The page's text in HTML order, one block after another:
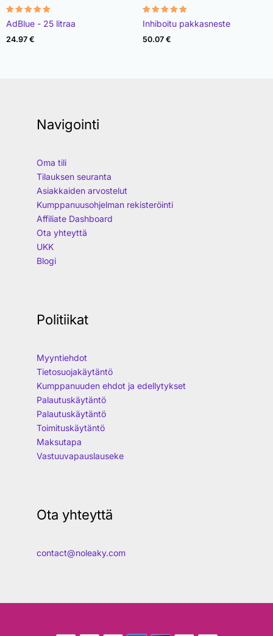
Rated
4.97
out of 5
AdBlue - 25 litraa
24.97 €
Rated
4.85
out of 5
Inhiboitu pakkasneste
50.07 €
Navigointi
Oma tili
Tilauksen seuranta
Asiakkaiden arvostelut
Kumppanuusohjelman rekisteröinti
Affiliate Dashboard
Ota yhteyttä
UKK
Blogi
Politiikat
Myyntiehdot
Tietosuojakäytäntö
Kumppanuuden ehdot ja edellytykset
Palautuskäytäntö
Palautuskäytäntö
Toimituskäytäntö
Maksutapa
Vastuuvapauslauseke
Ota yhteyttä
contact@noleaky.com